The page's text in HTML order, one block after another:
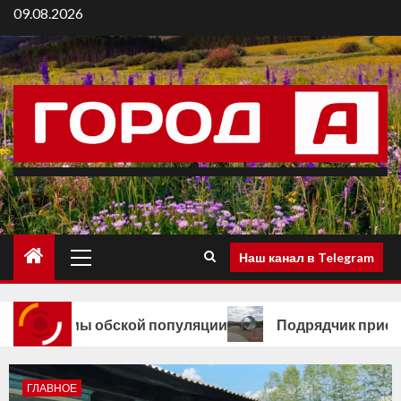
09.08.2026
Наш канал в Telegram
популяции Подрядчик приступил к
ГЛАВНОЕ
3